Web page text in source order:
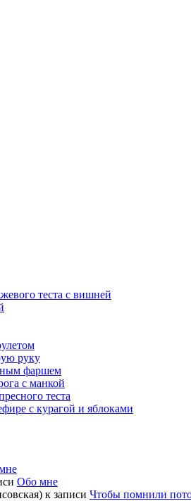
теста с вишней
руку
фаршем
с манкой
теста
с курагой и яблоками
Обо мне
к записи Чтобы помнили